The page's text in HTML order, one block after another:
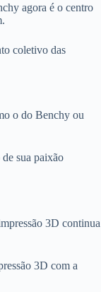
agora é o centro
coletivo das
o do Benchy ou
sua paixão
3D continua
3D com a